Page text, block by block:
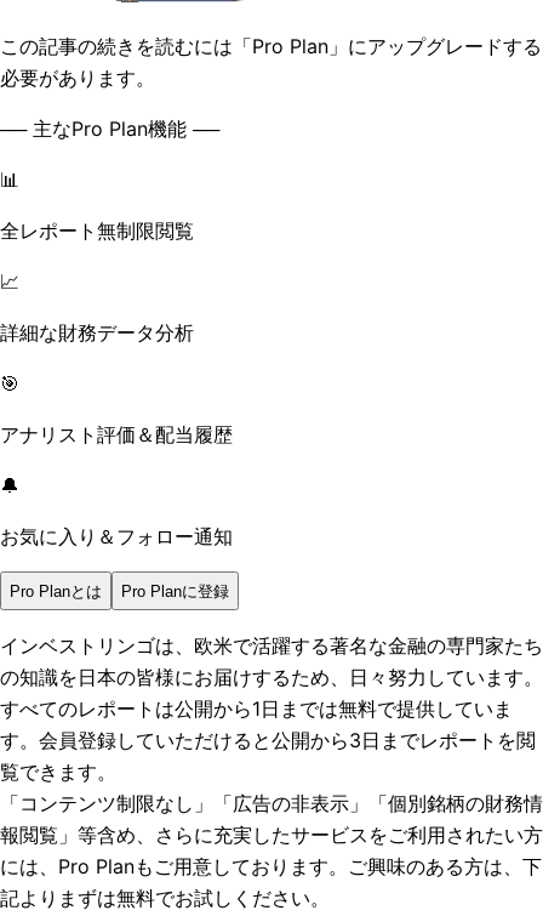
この記事の続きを読むには「Pro Plan」にアップグレードする
必要があります。
── 主なPro Plan機能 ──
📊
全レポート無制限閲覧
📈
詳細な財務データ分析
🎯
アナリスト評価＆配当履歴
🔔
お気に入り＆フォロー通知
Pro Planとは Pro Planに登録
インベストリンゴは、欧米で活躍する著名な金融の専門家たち
の知識を日本の皆様にお届けするため、日々努力しています。
すべてのレポートは公開から1日までは無料で提供していま
す。会員登録していただけると公開から3日までレポートを閲
覧できます。
「コンテンツ制限なし」「広告の非表示」「個別銘柄の財務情
報閲覧」 等含め、さらに充実したサービスをご利用されたい方
には、Pro Planもご用意しております。ご興味のある方は、下
記よりまずは無料でお試しください。